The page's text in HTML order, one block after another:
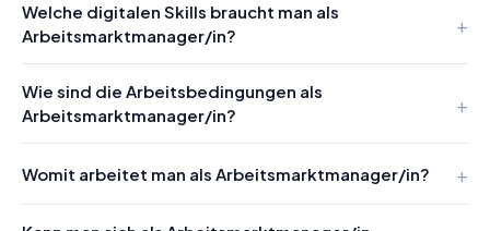
Welche digitalen Skills braucht man als
Arbeitsmarktmanager/in?
Wie sind die Arbeitsbedingungen als
Arbeitsmarktmanager/in?
Womit arbeitet man als Arbeitsmarktmanager/in?